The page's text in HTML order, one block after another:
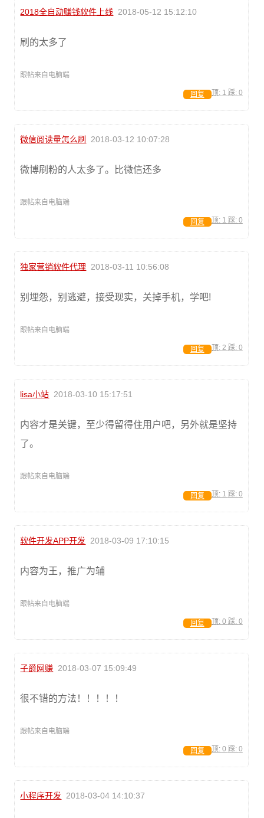
2018全自动赚钱软件上线 2018-05-12 15:12:10
刷的太多了
跟帖来自电脑端
顶: 1 踩: 0
回复
微信阅读量怎么刷 2018-03-12 10:07:28
微博刷粉的人太多了。比微信还多
跟帖来自电脑端
顶: 1 踩: 0
回复
独家营销软件代理 2018-03-11 10:56:08
别埋怨，别逃避，接受现实，关掉手机，学吧!
跟帖来自电脑端
顶: 2 踩: 0
回复
lisa小站 2018-03-10 15:17:51
内容才是关键，至少得留得住用户吧，另外就是坚持
了。
跟帖来自电脑端
顶: 1 踩: 0
回复
软件开发APP开发 2018-03-09 17:10:15
内容为王，推广为辅
跟帖来自电脑端
顶: 0 踩: 0
回复
子爵网赚 2018-03-07 15:09:49
很不错的方法！！！！！
跟帖来自电脑端
顶: 0 踩: 0
回复
小程序开发 2018-03-04 14:10:37